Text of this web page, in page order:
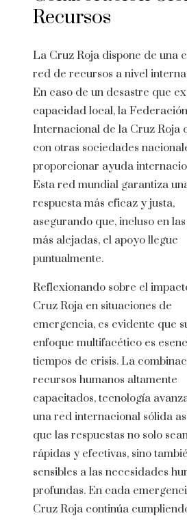
Recursos
La Cruz Roja dispone de una
red de recursos a nivel
En caso de un desastre que
capacidad local, la Federación
Internacional de la Cruz Roja
con otras sociedades
proporcionar ayuda
Esta red mundial garantiza
respuesta más eficaz y justa,
asegurando que, incluso en
más alejadas, el apoyo llegue
puntualmente.
Reflexionando sobre el
Cruz Roja en situaciones de
emergencia, es evidente que
enfoque multifacético es
tiempos de crisis. La
recursos humanos altamente
capacitados, tecnología
una red internacional sólida
que las respuestas no solo
rápidas y efectivas, sino
sensibles a las necesidades
profundas. En cada
Cruz Roja continúa